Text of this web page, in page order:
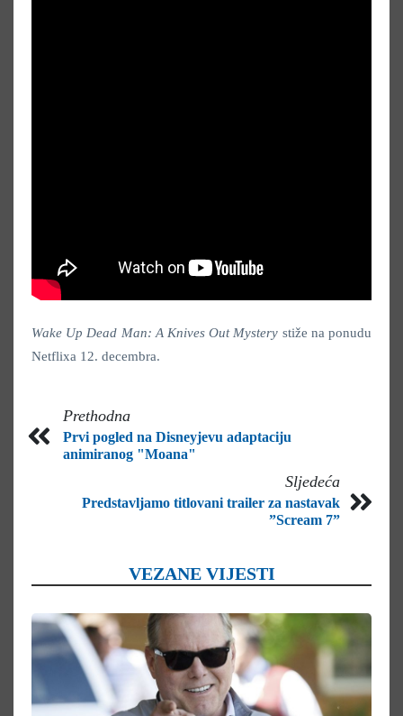
Wake Up Dead Man: A Knives Out Mystery stiže na ponudu
Netflixa 12. decembra.
Prethodna
Prvi pogled na Disneyjevu adaptaciju
animiranog "Moana"
Sljedeća
Predstavljamo titlovani trailer za nastavak
”Scream 7”
VEZANE VIJESTI